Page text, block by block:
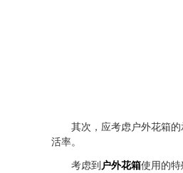
其次，应考虑户外花箱的
活率。
考虑到 户外花箱使用的